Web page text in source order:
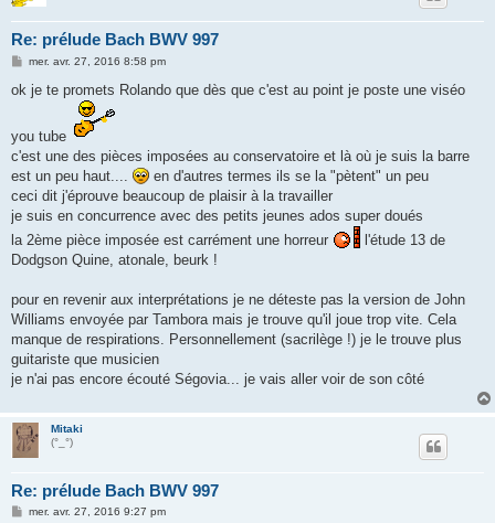
Re: prélude Bach BWV 997
M
s
e
mer. avr. 27, 2016 8:58 pm
ok je te promets Rolando que dès que c'est au point je poste une viséo
you tube
c'est une des pièces imposées au conservatoire et là où je suis la barre
est un peu haut....
en d'autres termes ils se la "pètent" un peu
ceci dit j'éprouve beaucoup de plaisir à la travailler
je suis en concurrence avec des petits jeunes ados super doués
la 2ème pièce imposée est carrément une horreur
l'étude 13 de
Dodgson Quine, atonale, beurk !
pour en revenir aux interprétations je ne déteste pas la version de John
Williams envoyée par Tambora mais je trouve qu'il joue trop vite. Cela
manque de respirations. Personnellement (sacrilège !) je le trouve plus
guitariste que musicien
je n'ai pas encore écouté Ségovia... je vais aller voir de son côté
Mitaki
(°_°)
Re: prélude Bach BWV 997
Mmer. avr. 27, 2016 9:27 pm